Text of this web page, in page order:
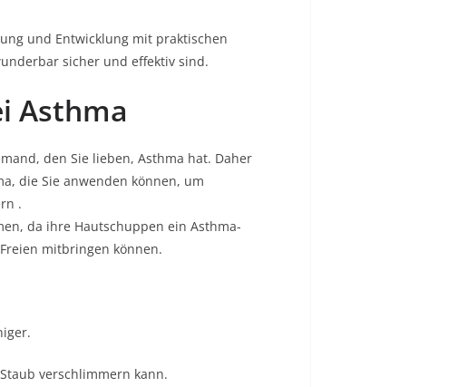
und Entwicklung mit praktischen
sicher und effektiv sind.
Asthma
den Sie lieben, Asthma hat. Daher
die Sie anwenden können, um
.
da ihre Hautschuppen ein Asthma-
mitbringen können.
verschlimmern kann.